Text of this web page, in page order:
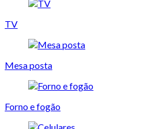
TV
Mesa posta
Forno e fogão